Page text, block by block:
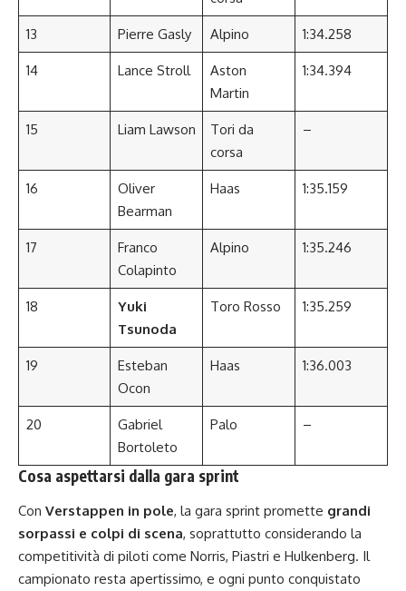
13 Pierre Gasly Alpino 1:34.258
14 Lance Stroll
Aston
Martin
1:34.394
15 Liam Lawson
Tori da
corsa
–
16
Oliver
Bearman
Haas 1:35.159
17
Franco
Colapinto
Alpino 1:35.246
18
Yuki
Tsunoda
Toro Rosso 1:35.259
19
Esteban
Ocon
Haas 1:36.003
20
Gabriel
Bortoleto
Palo –
Cosa aspettarsi dalla gara sprint
Con Verstappen in pole, la gara sprint promette grandi
sorpassi e colpi di scena, soprattutto considerando la
competitività di piloti come Norris, Piastri e Hulkenberg. Il
campionato resta apertissimo, e ogni punto conquistato